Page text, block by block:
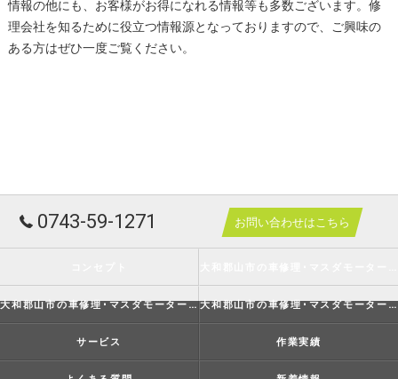
情報の他にも、お客様がお得になれる情報等も多数ございます。修
理会社を知るために役立つ情報源となっておりますので、ご興味の
ある方はぜひ一度ご覧ください。
0743-59-1271 お問い合わせはこちら
大和郡山市の車修理･マスダモータースの評判 大和郡山市の車修理･マスダモータースのお客様の声
サービス 作業実績